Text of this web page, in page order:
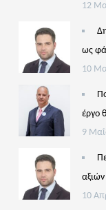
12
ως
10
έργο
9
αξιών
10